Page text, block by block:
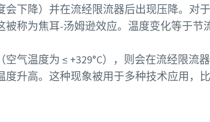
下降）并在流经限流器后出现压降。对
被称为焦耳-汤姆逊效应。温度变化等于节
气温度为 ≤ +329°C），则会在流经限流
升高。这种现象被用于多种技术应用，